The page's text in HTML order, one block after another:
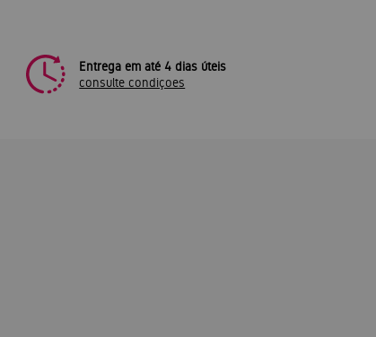
Entrega em até 4 dias úteis
consulte condiçoes